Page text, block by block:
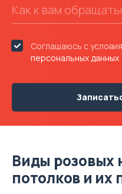
Соглашаюсь с
персональных данных
Виды розовых
потолков и их